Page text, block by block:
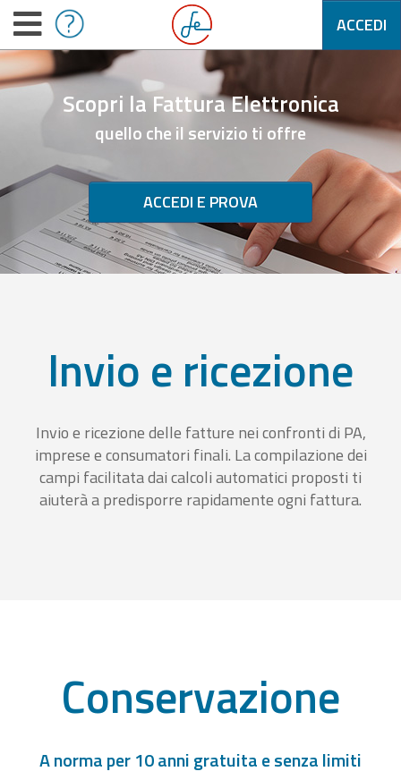
ACCEDI
Scopri la Fattura Elettronica
quello che il servizio ti offre
ACCEDI E PROVA
Invio e ricezione
Invio e ricezione delle fatture nei confronti di PA,
imprese e consumatori finali. La compilazione dei
campi facilitata dai calcoli automatici proposti ti
aiuterà a predisporre rapidamente ogni fattura.
Conservazione
A norma per 10 anni gratuita e senza limiti